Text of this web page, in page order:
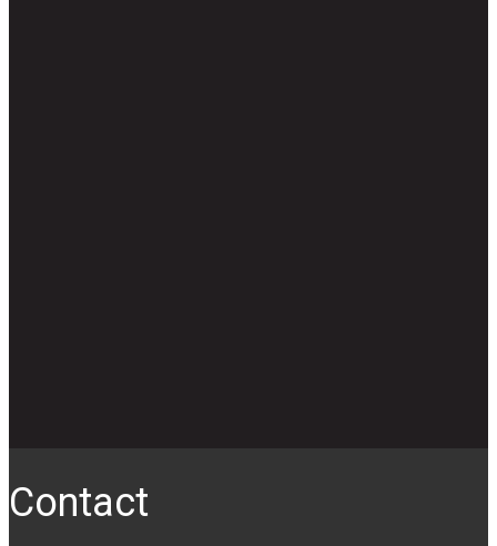
Co​ntact